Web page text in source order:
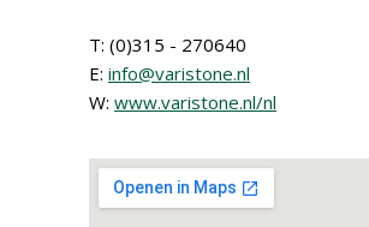
T: (0)315 - 270640
E: info@varistone.nl
W: www.varistone.nl/nl